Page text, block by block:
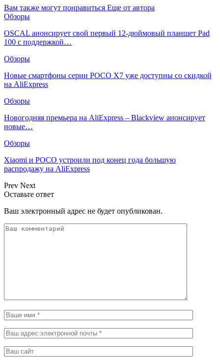
Вам также могут понравиться Еще от автора
Обзоры
OSCAL анонсирует свой первый 12-дюймовый планшет Pad
100 с поддержкой…
Обзоры
Новые смартфоны серии POCO X7 уже доступны со скидкой
на AliExpress
Обзоры
Новогодняя премьера на AliExpress – Blackview анонсирует
новые…
Обзоры
Xiaomi и POCO устроили под конец года большую
распродажу на AliExpress
Prev Next
Оставьте ответ
Ваш электронный адрес не будет опубликован.